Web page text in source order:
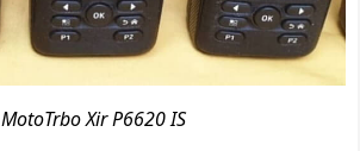
MotoTrbo Xir P6620 IS